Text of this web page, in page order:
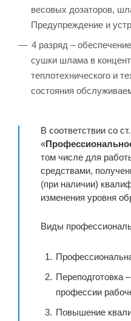
весовых дозаторов,
Предупреждение и
4 разряд –
сушки шлама в
теплотехнического и
состояния
В соответствии со
«
том числе для
средствами,
(при наличии)
изменения уровня
Виды
Переподготовка
профессии
Повышение